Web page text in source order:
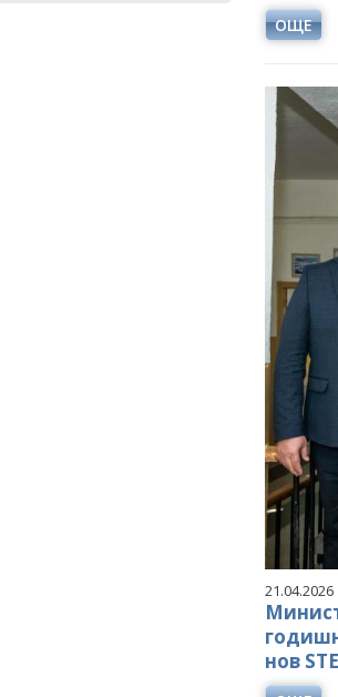
ОЩЕ
21.04.2026
нов